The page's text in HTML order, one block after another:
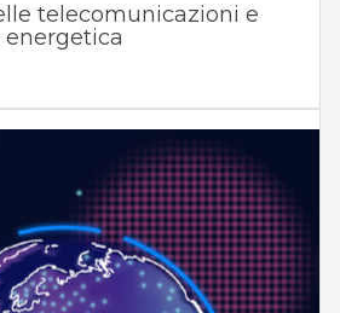
telecomunicazioni e